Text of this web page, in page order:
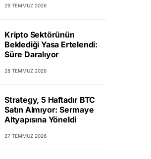
29 TEMMUZ 2026
Kripto Sektörünün
Beklediği Yasa Ertelendi:
Süre Daralıyor
28 TEMMUZ 2026
Strategy, 5 Haftadır BTC
Satın Almıyor: Sermaye
Altyapısına Yöneldi
27 TEMMUZ 2026